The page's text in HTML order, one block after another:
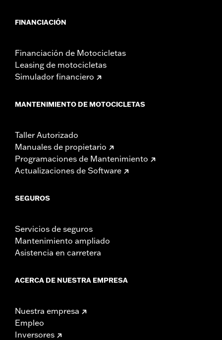
FINANCIACIÓN
Financiación de Motocicletas
Leasing de motocicletas
Simulador financiero
MANTENIMIENTO DE MOTOCICLETAS
Taller Autorizado
Manuales de propietario
Programaciones de Mantenimiento
Actualizaciones de Software
SEGUROS
Servicios de seguros
Mantenimiento ampliado
Asistencia en carretera
ACERCA DE NUESTRA EMPRESA
Nuestra empresa
Empleo
Inversores